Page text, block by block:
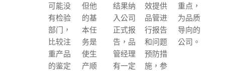
可能没
有检验
部门，
比较注
重产品
的鉴定
但他
的基
本任
务是
使生
产顺
结果纳
入公司
正式报
告，品
管经理
有一定
效提供
品管进
行报告
和问题
预防措
施，参
重点，
为品质
导向的
公司。